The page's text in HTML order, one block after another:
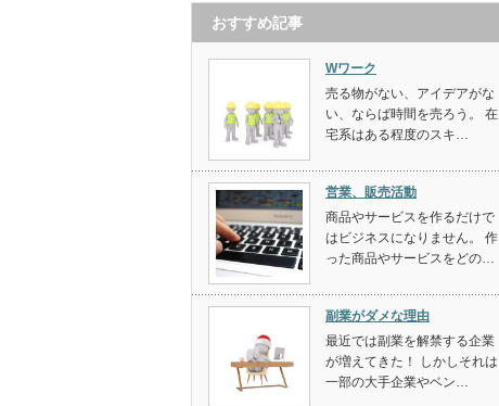
おすすめ記事
Wワーク
売る物がない、アイデアがな
い、ならば時間を売ろう。 在
宅系はある程度のスキ…
営業、販売活動
商品やサービスを作るだけで
はビジネスになりません。 作
った商品やサービスをどの…
副業がダメな理由
最近では副業を解禁する企業
が増えてきた！ しかしそれは
一部の大手企業やベン…